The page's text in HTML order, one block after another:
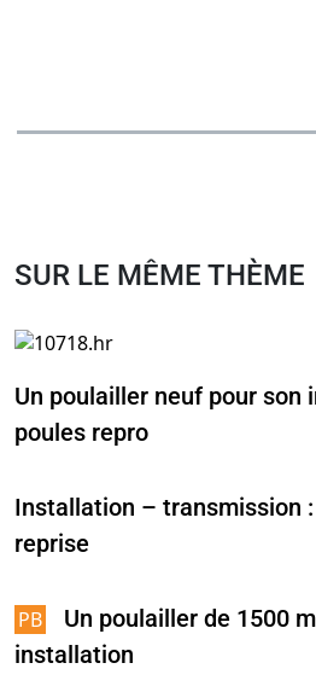
SUR LE MÊME THÈME
Un poulailler neuf pour son
poules repro
Installation – transmission
reprise
Un poulailler de 1500
installation